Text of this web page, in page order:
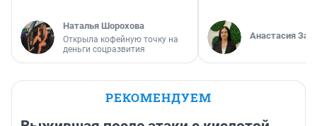
Наталья Шорохова
Открыла кофейную точку на
деньги соцразвития
Анастасия
РЕКОМЕНДУЕМ